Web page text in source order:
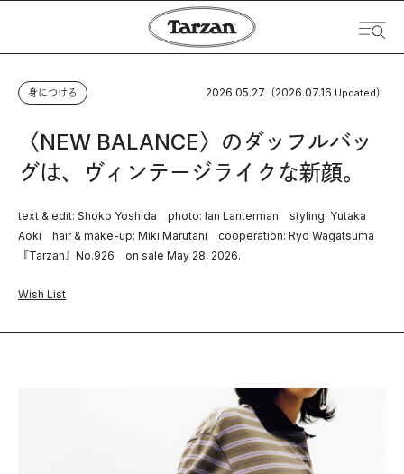
身につける 2026.05.27 （2026.07.16 Updated）
〈NEW BALANCE〉のダッフルバッ
グは、ヴィンテージライクな新顔。
text & edit: Shoko Yoshida photo: Ian Lanterman styling: Yutaka
Aoki hair & make-up: Miki Marutani cooperation: Ryo Wagatsuma
『Tarzan』No.926 on sale May 28, 2026.
Wish List